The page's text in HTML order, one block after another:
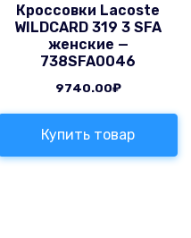
Кроссовки Lacoste
WILDCARD 319 3 SFA
женские —
738SFA0046
9740.00₽
Купить товар